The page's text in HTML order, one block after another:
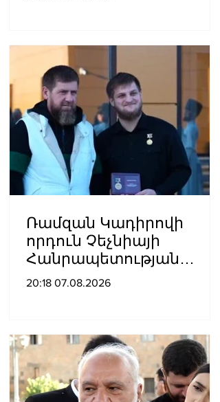
Ռամզան Կադիրովի
որդուն Չեչնիայի
Հանրապետության
հերոսի կոչում են
20:18 07.08.2026